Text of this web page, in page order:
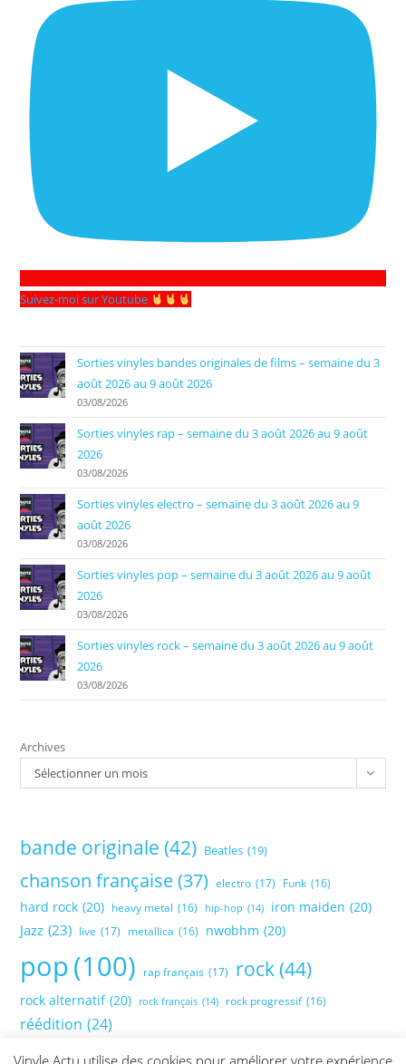
Suivez-moi sur Youtube
Sorties vinyles bandes originales de films – semaine du 3
août 2026 au 9 août 2026
03/08/2026
Sorties vinyles rap – semaine du 3 août 2026 au 9 août
2026
03/08/2026
Sorties vinyles electro – semaine du 3 août 2026 au 9
août 2026
03/08/2026
Sorties vinyles pop – semaine du 3 août 2026 au 9 août
2026
03/08/2026
Sorties vinyles rock – semaine du 3 août 2026 au 9 août
2026
03/08/2026
Archives
Sélectionner un mois
bande originale (42) Beatles (19)
chanson française (37) electro (17) Funk (16)
hard rock (20) heavy metal (16) hip-hop (14) iron maiden (20)
Jazz (23) live (17) metallica (16) nwobhm (20)
pop(100) rap français (17) rock(44)
rock alternatif (20) rock français (14) rock progressif (16)
réédition (24)